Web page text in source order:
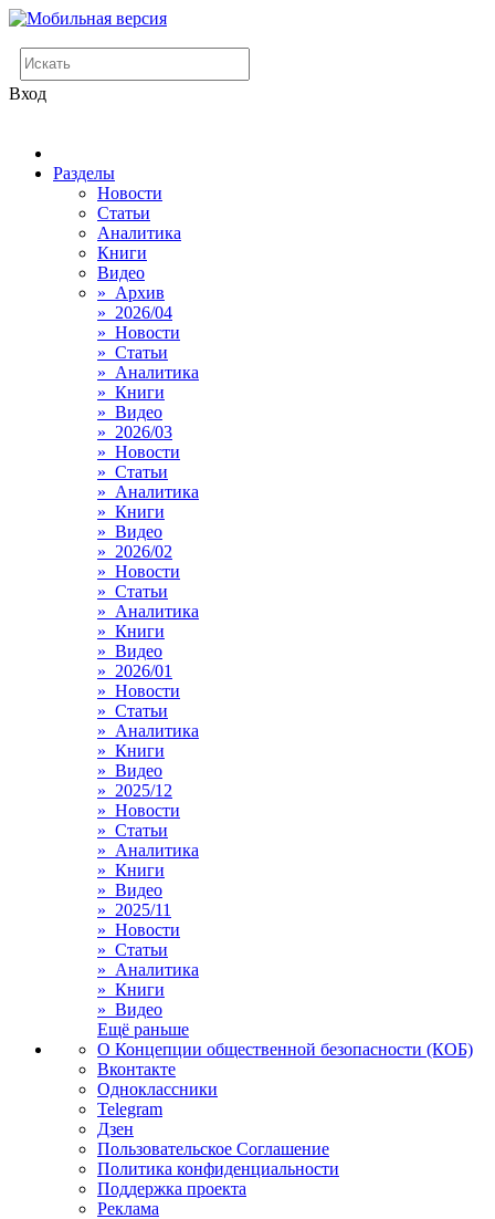
Вход
Разделы
Новости
Статьи
Аналитика
Книги
Видео
» Архив
» 2026/04
» Новости
» Статьи
» Аналитика
» Книги
» Видео
» 2026/03
» Новости
» Статьи
» Аналитика
» Книги
» Видео
» 2026/02
» Новости
» Статьи
» Аналитика
» Книги
» Видео
» 2026/01
» Новости
» Статьи
» Аналитика
» Книги
» Видео
» 2025/12
» Новости
» Статьи
» Аналитика
» Книги
» Видео
» 2025/11
» Новости
» Статьи
» Аналитика
» Книги
» Видео
Ещё раньше
О Концепции общественной безопасности (КОБ)
Вконтакте
Одноклассники
Telegram
Дзен
Пользовательское Соглашение
Политика конфиденциальности
Поддержка проекта
Реклама